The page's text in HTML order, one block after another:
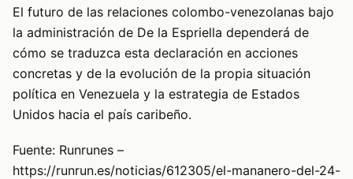
El futuro de las relaciones colombo-venezolanas bajo
la administración de De la Espriella dependerá de
cómo se traduzca esta declaración en acciones
concretas y de la evolución de la propia situación
política en Venezuela y la estrategia de Estados
Unidos hacia el país caribeño.
Fuente: Runrunes –
https://runrun.es/noticias/612305/el-mananero-del-24-